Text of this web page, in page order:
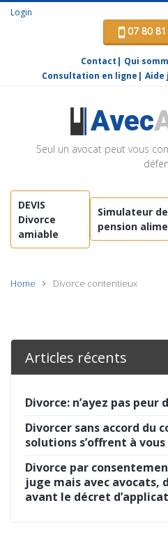
Login
07 80 81
Contact Qui
Consultation en ligne
Avec
Seul un avocat peut vous
DEVIS
Divorce
amiable
Simulateur de
pension
Home Divorce contentieux
Articles récents
Divorce: n’ayez pas peur
Divorcer sans accord du
solutions s’offrent à vous
Divorce par
juge mais avec avocats,
avant le décret